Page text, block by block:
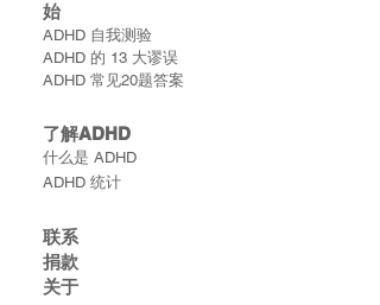
始
ADHD 自我测验
ADHD 的 13 大谬误
ADHD 常见20题答案
了解ADHD
什么是 ADHD
ADHD 统计
联​系
捐款
关于